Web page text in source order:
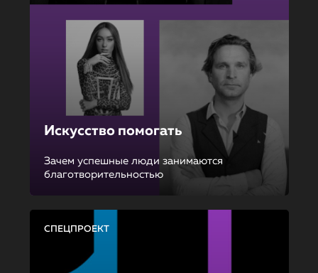
Искусство помогать
Зачем успешные люди занимаются
благотворительностью
СПЕЦПРОЕКТ